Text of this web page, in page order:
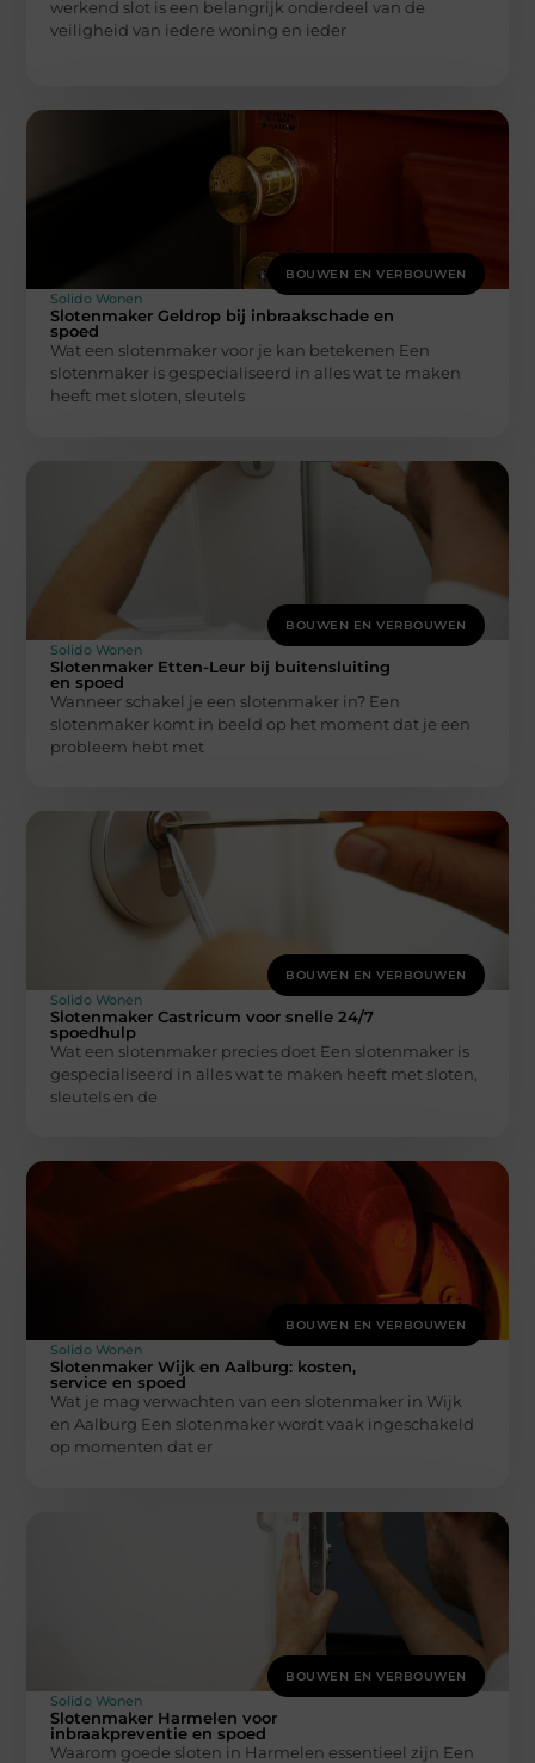
werkend slot is een belangrijk onderdeel van de
veiligheid van iedere woning en ieder
BOUWEN EN VERBOUWEN
Solido Wonen
Slotenmaker Geldrop bij inbraakschade en
spoed
Wat een slotenmaker voor je kan betekenen Een
slotenmaker is gespecialiseerd in alles wat te maken
heeft met sloten, sleutels
BOUWEN EN VERBOUWEN
Solido Wonen
Slotenmaker Etten-Leur bij buitensluiting
en spoed
Wanneer schakel je een slotenmaker in? Een
slotenmaker komt in beeld op het moment dat je een
probleem hebt met
BOUWEN EN VERBOUWEN
Solido Wonen
Slotenmaker Castricum voor snelle 24/7
spoedhulp
Wat een slotenmaker precies doet Een slotenmaker is
gespecialiseerd in alles wat te maken heeft met sloten,
sleutels en de
BOUWEN EN VERBOUWEN
Solido Wonen
Slotenmaker Wijk en Aalburg: kosten,
service en spoed
Wat je mag verwachten van een slotenmaker in Wijk
en Aalburg Een slotenmaker wordt vaak ingeschakeld
op momenten dat er
BOUWEN EN VERBOUWEN
Solido Wonen
Slotenmaker Harmelen voor
inbraakpreventie en spoed
Waarom goede sloten in Harmelen essentieel zijn Een